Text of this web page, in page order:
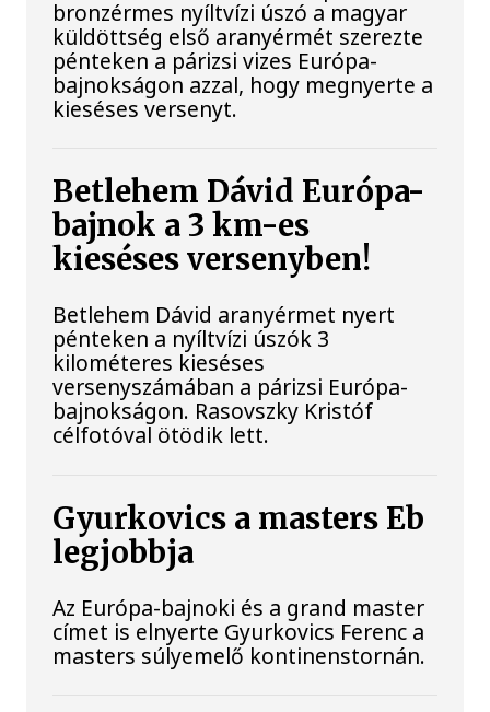
bronzérmes nyíltvízi úszó a magyar
küldöttség első aranyérmét szerezte
pénteken a párizsi vizes Európa-
bajnokságon azzal, hogy megnyerte a
kieséses versenyt.
Betlehem Dávid Európa-
bajnok a 3 km-es
kieséses versenyben!
Betlehem Dávid aranyérmet nyert
pénteken a nyíltvízi úszók 3
kilométeres kieséses
versenyszámában a párizsi Európa-
bajnokságon. Rasovszky Kristóf
célfotóval ötödik lett.
Gyurkovics a masters Eb
legjobbja
Az Európa-bajnoki és a grand master
címet is elnyerte Gyurkovics Ferenc a
masters súlyemelő kontinenstornán.